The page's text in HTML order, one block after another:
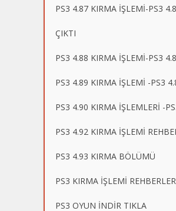
PS3 4.87 KIRMA İŞLEMİ-PS3
ÇIKTI
PS3 4.88 KIRMA İŞLEMİ-PS3
PS3 4.89 KIRMA İŞLEMİ -PS3
PS3 4.90 KIRMA İŞLEMLERİ -
PS3 4.92 KIRMA İŞLEMİ
PS3 4.93 KIRMA BÖLÜMÜ
PS3 KIRMA İŞLEMİ REHBERLER
PS3 OYUN İNDİR TIKLA